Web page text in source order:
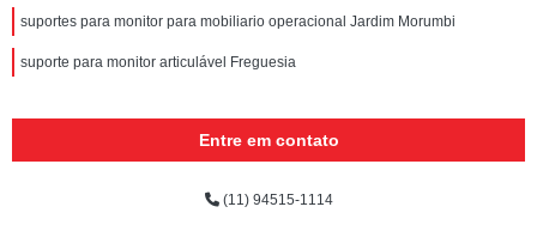
suportes para monitor para mobiliario operacional Jardim Morumbi
suporte para monitor articulável Freguesia
Entre em contato
(11) 94515-1114